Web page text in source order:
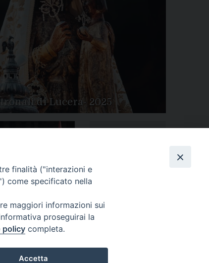
di Lucera- 2025
Diocesi
finalità ("interazioni e
come specificato nella
maggiori informazioni sui
proseguirai la
policy completa.
Accetta